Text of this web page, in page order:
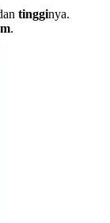
tingginya.
.